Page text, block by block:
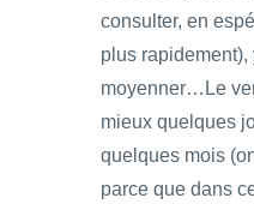
consulter, en
plus rapidement),
moyenner…Le
mieux quelques
quelques mois
parce que dans